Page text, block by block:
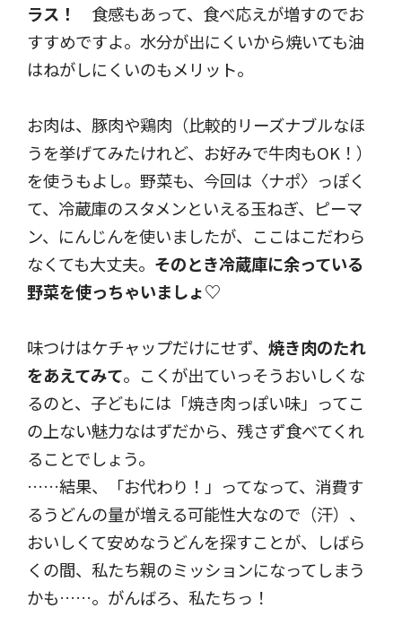
ラス！
食感もあって、食べ応えが増すのでお
すすめですよ。水分が出にくいから焼いても油
はねがしにくいのもメリット。
お肉は、豚肉や鶏肉（比較的リーズナブルなほ
うを挙げてみたけれど、お好みで牛肉もOK！）
を使うもよし。野菜も、今回は〈ナポ〉っぽく
て、冷蔵庫のスタメンといえる玉ねぎ、ピーマ
ン、にんじんを使いましたが、ここはこだわら
なくても大丈夫。 そのとき冷蔵庫に余っている
野菜を使っちゃいましょ♡
味つけはケチャップだけにせず、 焼き肉のたれ
をあえてみて。こくが出ていっそうおいしくな
るのと、子どもには「焼き肉っぽい味」ってこ
の上ない魅力なはずだから、残さず食べてくれ
ることでしょう。
……結果、「お代わり！」ってなって、消費す
るうどんの量が増える可能性大なので（汗）、
おいしくて安めなうどんを探すことが、しばら
くの間、私たち親のミッションになってしまう
かも……。がんばろ、私たちっ！